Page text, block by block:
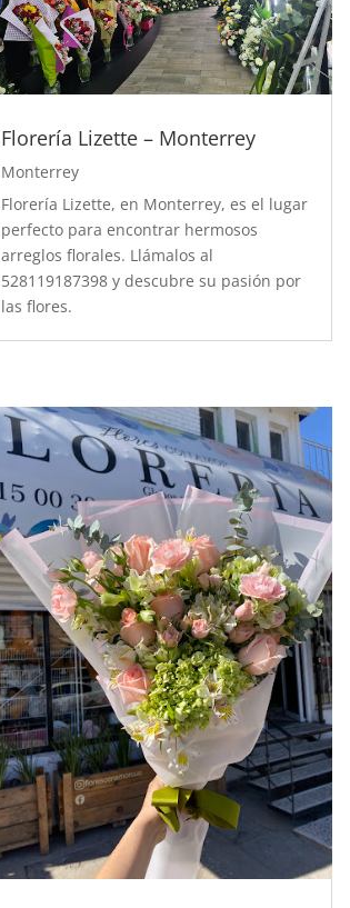
Florería Lizette – Monterrey
Monterrey
Florería Lizette, en Monterrey, es el lugar
perfecto para encontrar hermosos
arreglos florales. Llámalos al
528119187398 y descubre su pasión por
las flores.